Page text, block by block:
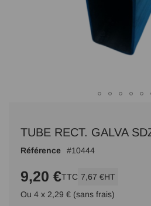
début
d’images
TUBE RECT. GALVA
Référence 10444
9,20 €TTC 7,67 €HT
Ou 4 x 2,29 € (sans frais)